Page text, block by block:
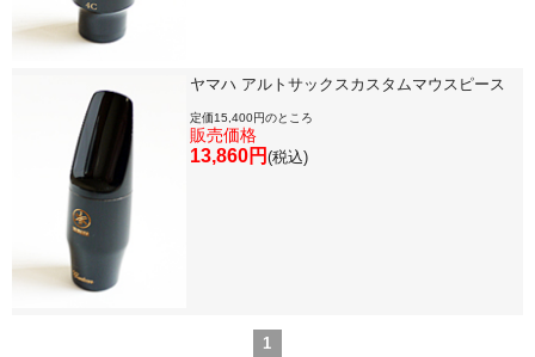
ヤマハ アルトサックスカスタムマウスピース
定価15,400円のところ
販売価格
13,860円 (税込)
1